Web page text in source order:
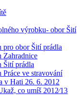
výrobku- obor Šití
pro obor Šití prádla
Zahradnice
Šití prádla
ve stravování
v Hati 26. 6. 2012
co umíš 2012⁄13